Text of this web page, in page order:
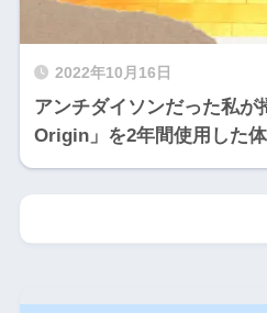
2022年10月16日
アンチダイソンだった私が
Origin」を2年間使用した